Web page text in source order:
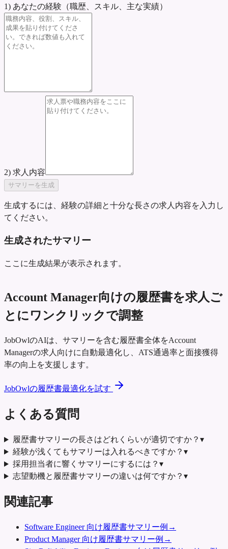
1) あなたの経験（職歴、スキル、主な実績）
2) 求人内容
サマリーを生成
生成するには、経験の詳細と十分な長さの求人内容を入力し
てください。
生成されたサマリー
ここに生成結果が表示されます。
Account Manager向けの履歴書を求人ご
とにワンクリックで調整
JobOwlのAIは、サマリーを含む履歴書全体をAccount
Managerの求人向けに自動最適化し、ATS通過率と面接獲得
率の向上を支援します。
JobOwlの履歴書最適化を試す
よくある質問
履歴書サマリーの長さはどれくらいが適切ですか？ ▾
経験が浅くてもサマリーは入れるべきですか？ ▾
採用担当者に響くサマリーにするには？ ▾
志望動機と履歴書サマリーの違いは何ですか？ ▾
関連記事
Software Engineer 向け履歴書サマリー例 →
Product Manager 向け履歴書サマリー例 →